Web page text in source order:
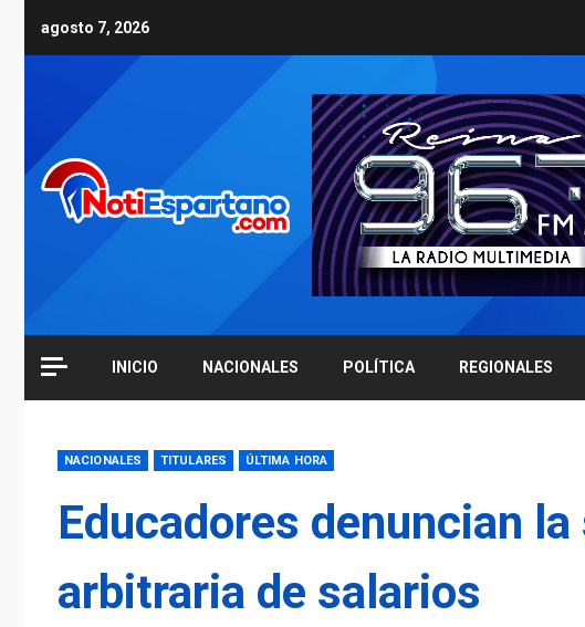
agosto 7, 2026
INICIO NACIONALES POLÍTICA REGIONALES
NACIONALES TITULARES ÚLTIMA HORA
Educadores denuncian
arbitraria de salarios